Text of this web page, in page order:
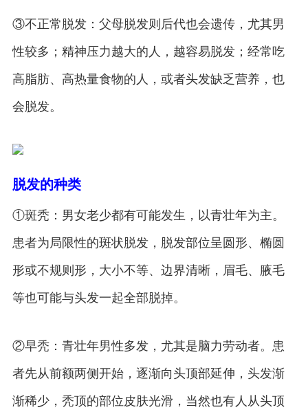
③不正常脱发：父母脱发则后代也会遗传，尤其男
性较多；精神压力越大的人，越容易脱发；经常吃
高脂肪、高热量食物的人，或者头发缺乏营养，也
会脱发。
脱发的种类
①斑秃：男女老少都有可能发生，以青壮年为主。
患者为局限性的斑状脱发，脱发部位呈圆形、椭圆
形或不规则形，大小不等、边界清晰，眉毛、腋毛
等也可能与头发一起全部脱掉。
②早秃：青壮年男性多发，尤其是脑力劳动者。患
者先从前额两侧开始，逐渐向头顶部延伸，头发渐
渐稀少，秃顶的部位皮肤光滑，当然也有人从头顶